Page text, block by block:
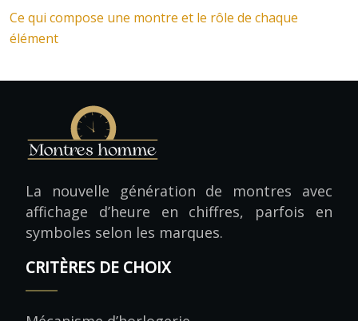
Ce qui compose une montre et le rôle de chaque
élément
La nouvelle génération de montres avec
affichage d’heure en chiffres, parfois en
symboles selon les marques.
CRITÈRES DE CHOIX